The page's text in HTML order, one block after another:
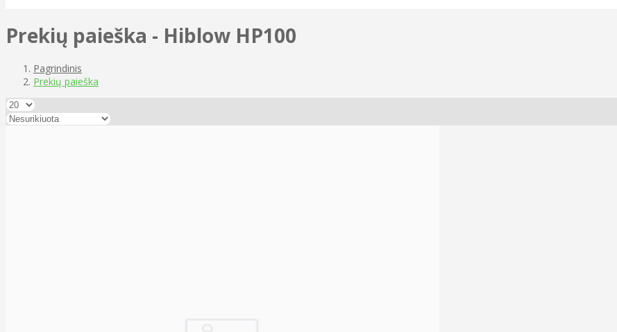
Prekių paieška - Hiblow HP100
Pagrindinis
Prekių paieška